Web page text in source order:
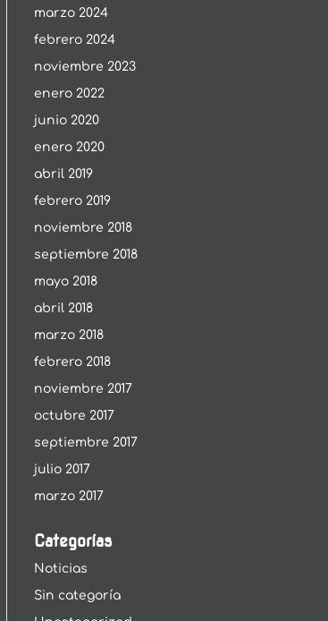
marzo 2024
febrero 2024
noviembre 2023
enero 2022
junio 2020
enero 2020
abril 2019
febrero 2019
noviembre 2018
septiembre 2018
mayo 2018
abril 2018
marzo 2018
febrero 2018
noviembre 2017
octubre 2017
septiembre 2017
julio 2017
marzo 2017
Categorías
Noticias
Sin categoría